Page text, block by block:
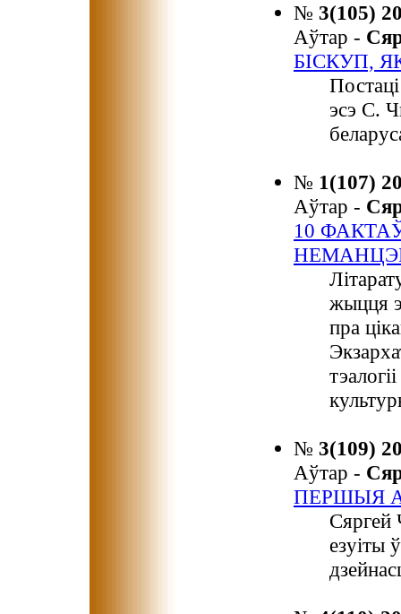
№ 3(105)
Аўтар -
БІСКУП,
эсэ С.
№ 1(107)
Аўтар -
10
жыцця
пра
№ 3(109)
Аўтар -
ПЕРШЫЯ
езуіты